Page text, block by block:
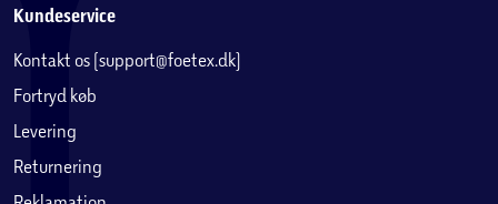
Kundeservice
Kontakt os (support@foetex.dk)
Fortryd køb
Levering
Returnering